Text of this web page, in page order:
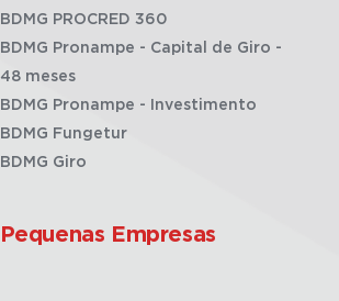
BDMG PROCRED 360
BDMG Pronampe - Capital de Giro -
48 meses
BDMG Pronampe - Investimento
BDMG Fungetur
BDMG Giro
Pequenas Empresas